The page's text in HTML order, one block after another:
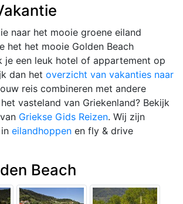
naar het mooie groene eiland
het het mooie Golden Beach
je een leuk hotel of appartement op
dan het overzicht van vakanties naar
reis combineren met andere
vasteland van Griekenland? Bekijk
Griekse Gids Reizen. Wij zijn
eilandhoppen en fly & drive
Beach